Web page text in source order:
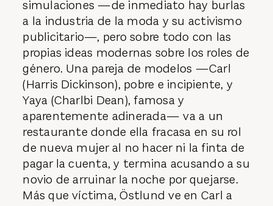
simulaciones —de inmediato hay burlas
a la industria de la moda y su activismo
publicitario—, pero sobre todo con las
propias ideas modernas sobre los roles de
género. Una pareja de modelos —Carl
(Harris Dickinson), pobre e incipiente, y
Yaya (Charlbi Dean), famosa y
aparentemente adinerada— va a un
restaurante donde ella fracasa en su rol
de nueva mujer al no hacer ni la finta de
pagar la cuenta, y termina acusando a su
novio de arruinar la noche por quejarse.
Más que víctima, Östlund ve en Carl a